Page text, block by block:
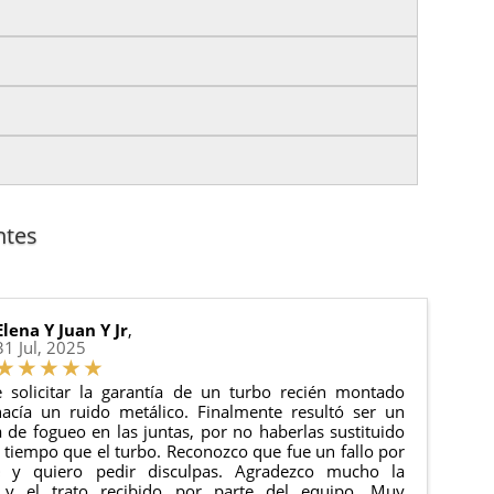
generales
del pedido para que puedas localizar tu paquete
de tu pedido.
Y Juan Y Jr,
Jul, 2025
solicitar la garantía de un turbo recién montado
un ruido metálico. Finalmente resultó ser un
de fogueo en las juntas, por no haberlas sustituido
que el turbo. Reconozco que fue un fallo por
y quiero pedir disculpas. Agradezco mucho la